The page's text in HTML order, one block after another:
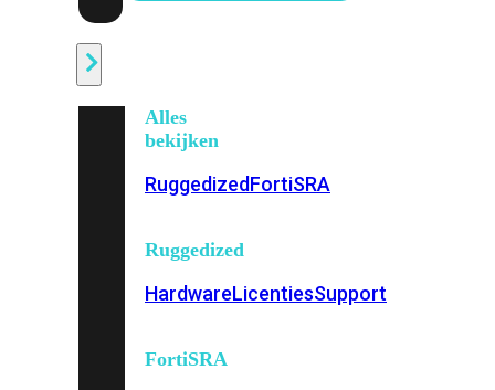
Alles
bekijken
RuggedizedFortiSRA
Ruggedized
HardwareLicentiesSupport
FortiSRA